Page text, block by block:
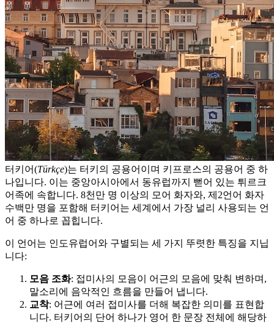
터키어(Türkçe)는 터키의 공용어이며 키프로스의 공용어 중 하
나입니다. 이는 중앙아시아에서 동유럽까지 뻗어 있는 튀르크
어족에 속합니다. 8천만 명 이상의 모어 화자와, 제2언어 화자
수백만 명을 포함해 터키어는 세계에서 가장 널리 사용되는 언
어 중 하나로 꼽힙니다.
이 언어는 인도유럽어와 구별되는 세 가지 뚜렷한 특징을 지닙
니다:
모음 조화: 접미사의 모음이 어근의 모음에 맞춰 변하며,
말소리에 음악적인 흐름을 만들어 냅니다.
교착: 어근에 여러 접미사를 더해 복잡한 의미를 표현합
니다. 터키어의 단어 하나가 영어 한 문장 전체에 해당하